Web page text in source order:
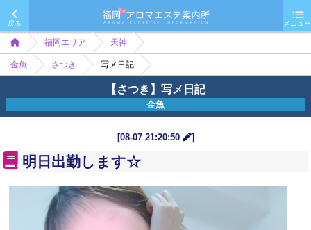
戻る メニュー
福岡エリア 天神
金魚 さつき 写メ日記
【さつき】写メ日記
金魚
[08-07 21:20:50 ]
明日出勤します☆